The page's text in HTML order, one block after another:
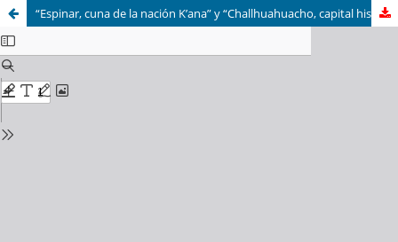
“Espinar, cuna de la nación K’ana” y “Challhuahuacho, capital histórica de la nación Yanawara”: desterritorialización minera y reapropiación étnica del territorio en los Andes del sur peruano